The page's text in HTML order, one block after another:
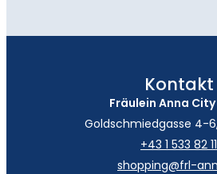
Kontakt
Fräulein Anna
Goldschmiedgasse 4-6,
+43 1 533 82 11
shopping@frl-